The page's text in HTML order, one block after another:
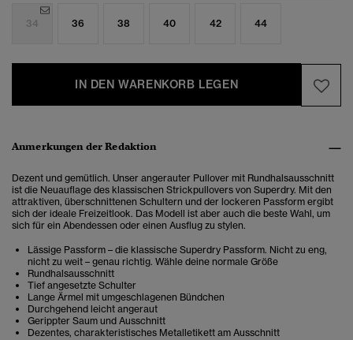
34 36 38 40 42 44
IN DEN WARENKORB LEGEN
Anmerkungen der Redaktion
Dezent und gemütlich. Unser angerauter Pullover mit Rundhalsausschnitt
ist die Neuauflage des klassischen Strickpullovers von Superdry. Mit den
attraktiven, überschnittenen Schultern und der lockeren Passform ergibt
sich der ideale Freizeitlook. Das Modell ist aber auch die beste Wahl, um
sich für ein Abendessen oder einen Ausflug zu stylen.
Lässige Passform – die klassische Superdry Passform. Nicht zu eng,
nicht zu weit – genau richtig. Wähle deine normale Größe
Rundhalsausschnitt
Tief angesetzte Schulter
Lange Ärmel mit umgeschlagenen Bündchen
Durchgehend leicht angeraut
Gerippter Saum und Ausschnitt
Dezentes, charakteristisches Metalletikett am Ausschnitt